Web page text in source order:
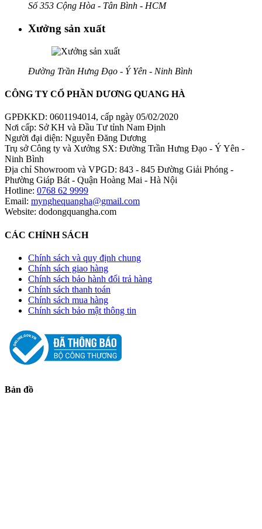
Số 353 Cộng Hòa - Tân Bình - HCM
Xưởng sản xuất
Đường Trần Hưng Đạo - Ý Yên - Ninh Bình
CÔNG TY CỔ PHẦN DƯƠNG QUANG HÀ
GPĐKKD: 0601194014, cấp ngày 05/02/2020
Nơi cấp: Sở KH và Đầu Tư tỉnh Nam Định
Người đại diện: Nguyễn Đăng Dương
Trụ sở Công ty và Xưởng SX: Đường Trần Hưng Đạo - Ý Yên -
Ninh Bình
Địa chỉ Showroom và VPGD: 843 - 845 Đường Giải Phóng -
Phường Giáp Bát - Quận Hoàng Mai - Hà Nội
Hotline: 0768 62 9999
Email: mynghequangha@gmail.com
Website: dodongquangha.com
CÁC CHÍNH SÁCH
Chính sách và quy định chung
Chính sách giao hàng
Chính sách bảo hành đổi trả hàng
Chính sách thanh toán
Chính sách mua hàng
Chính sách bảo mật thông tin
Bản đồ